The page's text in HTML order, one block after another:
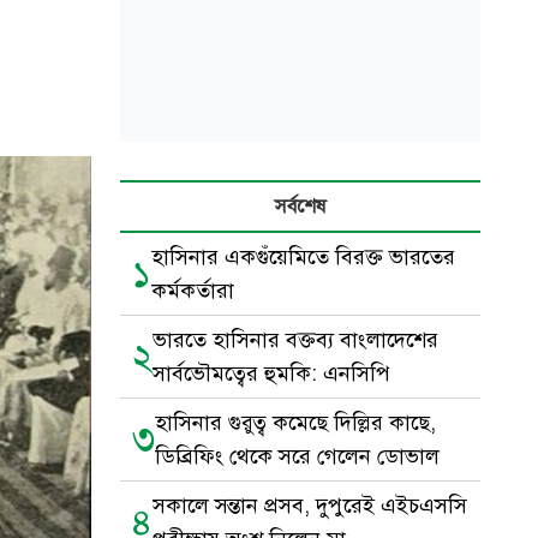
সর্বশেষ
১হাসিনার একগুঁয়েমিতে বিরক্ত ভারতের
কর্মকর্তারা
২ভারতে হাসিনার বক্তব্য বাংলাদেশের
সার্বভৌমত্বের হুমকি: এনসিপি
৩হাসিনার গুরুত্ব কমেছে দিল্লির কাছে,
ডিব্রিফিং থেকে সরে গেলেন ডোভাল
৪সকালে সন্তান প্রসব, দুপুরেই এইচএসসি